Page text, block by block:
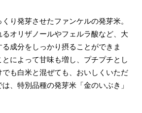
り発芽させたファンケルの発芽米。
オリザノールやフェルラ酸など、大
成分をしっかり摂ることができま
によって甘味も増し、プチプチとし
も白米と混ぜても、おいしくいただ
、特別品種の発芽米「金のいぶき」